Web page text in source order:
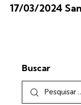
17/03/2024
Buscar